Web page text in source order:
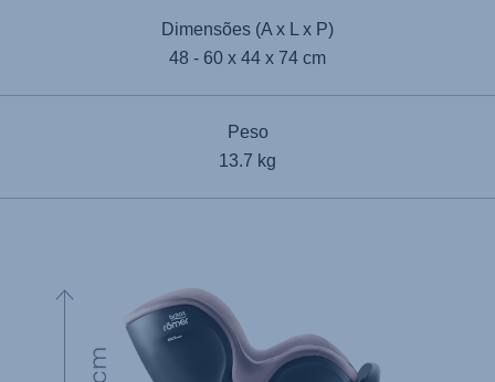
Dimensões (A x L x P)
48 - 60 x 44 x 74 cm
Peso
13.7 kg